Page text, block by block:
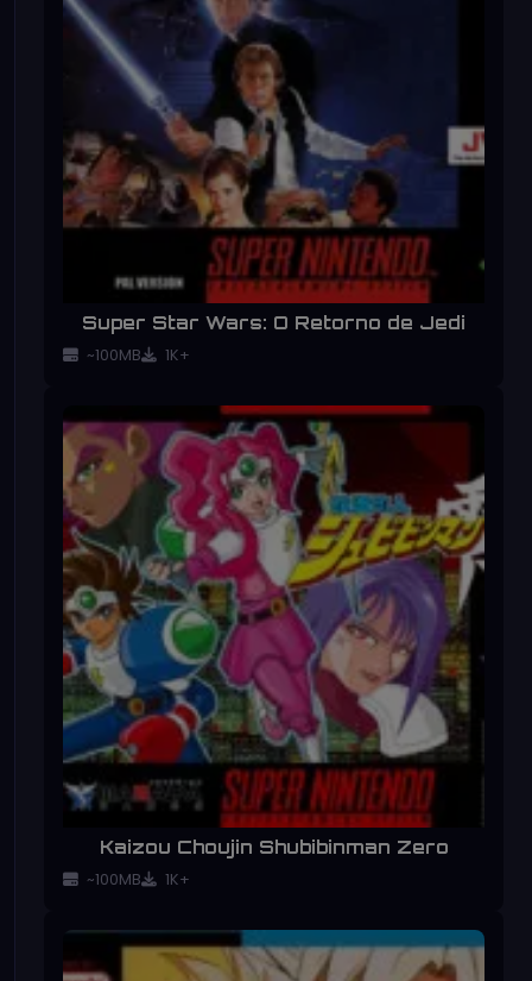
Super Star Wars: O Retorno de Jedi
~100MB 1K+
Kaizou Choujin Shubibinman Zero
~100MB 1K+